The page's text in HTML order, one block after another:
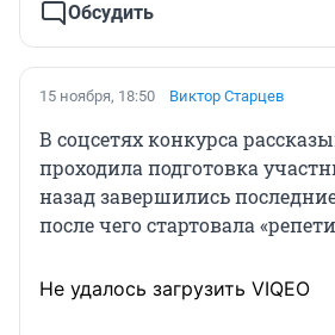
Обсудить
15 ноября, 18:50 Виктор Старцев
В соцсетях конкурса
проходила подготовка
назад завершились
после чего стартовала
Не удалось загрузить VIQEO